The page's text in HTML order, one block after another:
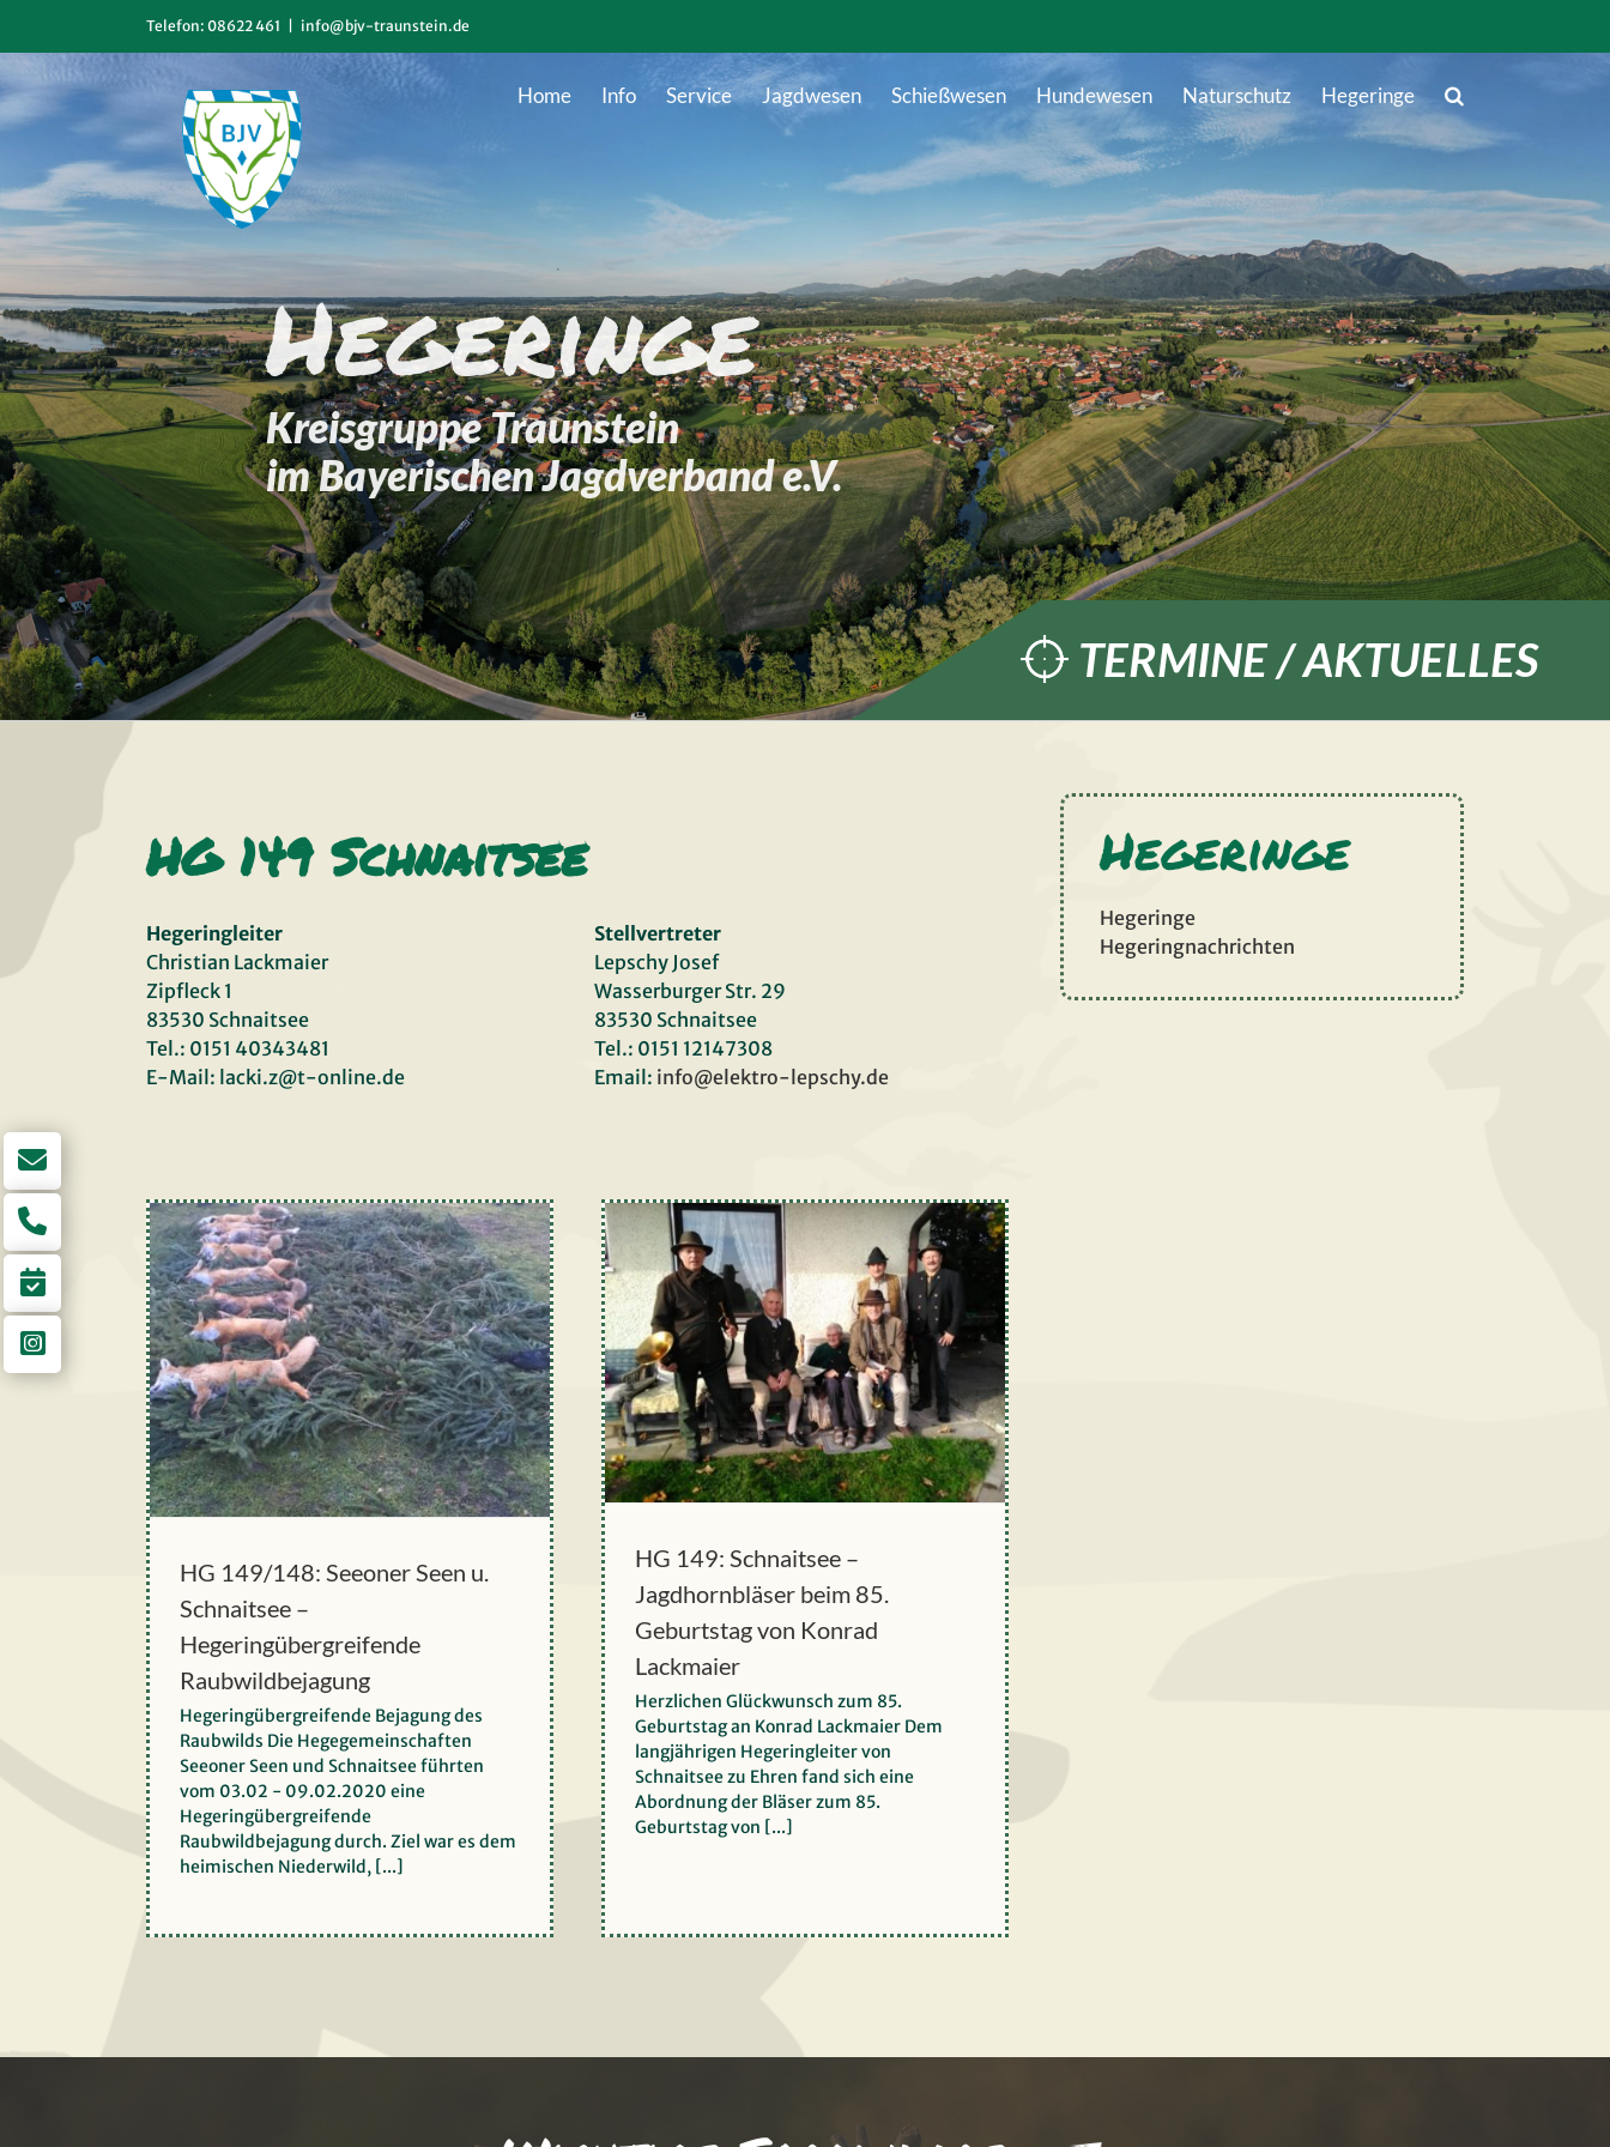
springen
Telefon: 08622 461 info@bjv-traunstein.de
Home Info Service Jagdwesen Schießwesen Hundewesen Naturschutz Hegeringe
Hegeringe
Kreisgruppe Traunstein
im Bayerischen Jagdverband e.V.
TERMINE / AKTUELLES
HG 149 Schnaitsee
Hegeringleiter
Christian Lackmaier
Zipfleck 1
83530 Schnaitsee
Tel.: 0151 40343481
E-Mail: lacki.z@t-online.de
Stellvertreter
Lepschy Josef
Wasserburger Str. 29
83530 Schnaitsee
Tel.: 0151 12147308
Email: info@elektro-lepschy.de
Hegeringe
Hegeringe
Hegeringnachrichten
HG 149/148: Seeoner
Seen u. Schnaitsee –
Hegeringübergreifende
Raubwildbejagung
HG 149/148: Seeoner Seen u.
Schnaitsee –
Hegeringübergreifende
Raubwildbejagung
Hegeringübergreifende Bejagung des
Raubwilds Die Hegegemeinschaften
Seeoner Seen und Schnaitsee führten
vom 03.02 - 09.02.2020 eine
Hegeringübergreifende
Raubwildbejagung durch. Ziel war es dem
heimischen Niederwild, [...]
HG 149: Schnaitsee –
Jagdhornbläser beim 85.
Geburtstag von Konrad
Lackmaier
HG 149: Schnaitsee –
Jagdhornbläser beim 85.
Geburtstag von Konrad
Lackmaier
Herzlichen Glückwunsch zum 85.
Geburtstag an Konrad Lackmaier Dem
langjährigen Hegeringleiter von
Schnaitsee zu Ehren fand sich eine
Abordnung der Bläser zum 85.
Geburtstag von [...]